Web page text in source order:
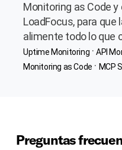
Monitoring as Code y
LoadFocus, para
alimente todo lo que
Uptime Monitoring ·API
Monitoring as Code · MCP
Preguntas